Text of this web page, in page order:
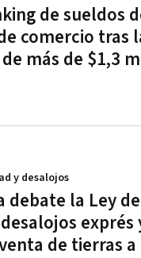
de sueldos
comercio tras
más de $1,3
debate la Ley
exprés
de tierras
y desalojos